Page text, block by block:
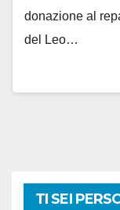
donazione al
del Leo…
TI SEI